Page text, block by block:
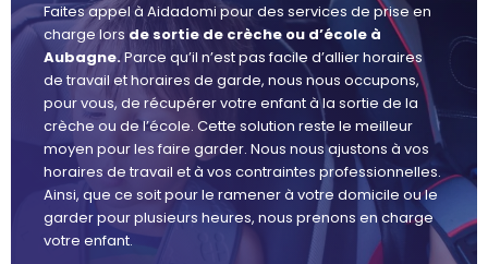
Faites appel à Aidadomi pour des services de prise en
charge lors de sortie de crèche ou d’école à
Aubagne.Parce qu’il n’est pas facile d’allier horaires
de travail et horaires de garde, nous nous occupons,
pour vous, de récupérer votre enfant à la sortie de la
crèche ou de l’école. Cette solution reste le meilleur
moyen pour les faire garder. Nous nous ajustons à vos
horaires de travail et à vos contraintes professionnelles.
Ainsi, que ce soit pour le ramener à votre domicile ou le
garder pour plusieurs heures, nous prenons en charge
votre enfant.